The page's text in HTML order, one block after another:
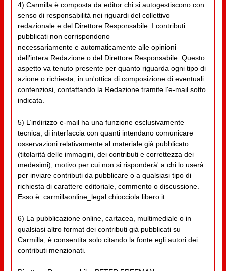
4) Carmilla è composta da editor chi si autogestiscono con
senso di responsabilità nei riguardi del collettivo
redazionale e del Direttore Responsabile. I contributi
pubblicati non corrispondono
necessariamente e automaticamente alle opinioni
dell'intera Redazione o del Direttore Responsabile. Questo
aspetto va tenuto presente per quanto riguarda ogni tipo di
azione o richiesta, in un'ottica di composizione di eventuali
contenziosi, contattando la Redazione tramite l'e-mail sotto
indicata.
5) L’indirizzo e-mail ha una funzione esclusivamente
tecnica, di interfaccia con quanti intendano comunicare
osservazioni relativamente al materiale già pubblicato
(titolarità delle immagini, dei contributi e correttezza dei
medesimi), motivo per cui non si risponderà' a chi lo userà
per inviare contributi da pubblicare o a qualsiasi tipo di
richiesta di carattere editoriale, commento o discussione.
Esso è: carmillaonline_legal chiocciola libero.it
6) La pubblicazione online, cartacea, multimediale o in
qualsiasi altro format dei contributi già pubblicati su
Carmilla, è consentita solo citando la fonte egli autori dei
contributi menzionati.